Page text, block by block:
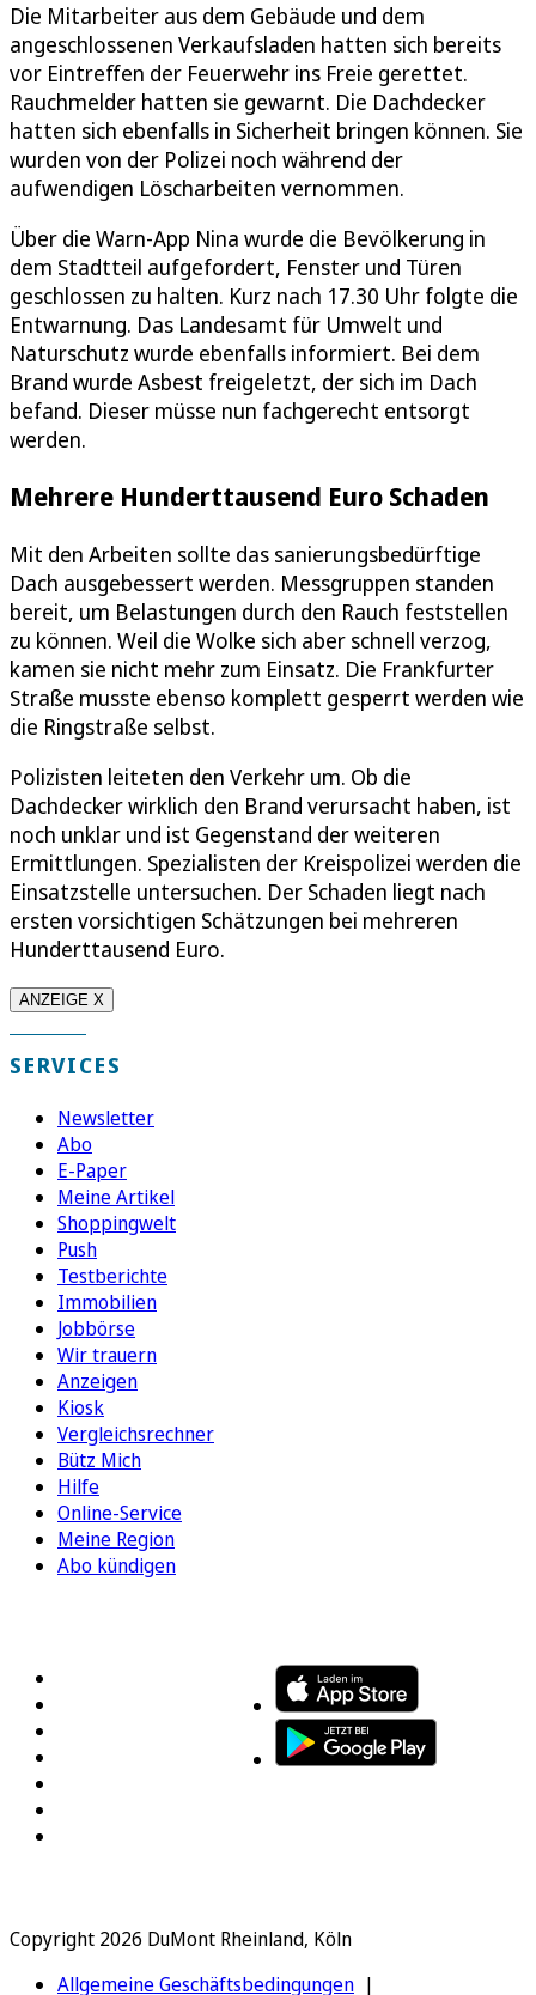
Die Mitarbeiter aus dem Gebäude und dem
angeschlossenen Verkaufsladen hatten sich bereits
vor Eintreffen der Feuerwehr ins Freie gerettet.
Rauchmelder hatten sie gewarnt. Die Dachdecker
hatten sich ebenfalls in Sicherheit bringen können. Sie
wurden von der Polizei noch während der
aufwendigen Löscharbeiten vernommen.
Über die Warn-App Nina wurde die Bevölkerung in
dem Stadtteil aufgefordert, Fenster und Türen
geschlossen zu halten. Kurz nach 17.30 Uhr folgte die
Entwarnung. Das Landesamt für Umwelt und
Naturschutz wurde ebenfalls informiert. Bei dem
Brand wurde Asbest freigeletzt, der sich im Dach
befand. Dieser müsse nun fachgerecht entsorgt
werden.
Mehrere Hunderttausend Euro Schaden
Mit den Arbeiten sollte das sanierungsbedürftige
Dach ausgebessert werden. Messgruppen standen
bereit, um Belastungen durch den Rauch feststellen
zu können. Weil die Wolke sich aber schnell verzog,
kamen sie nicht mehr zum Einsatz. Die Frankfurter
Straße musste ebenso komplett gesperrt werden wie
die Ringstraße selbst.
Polizisten leiteten den Verkehr um. Ob die
Dachdecker wirklich den Brand verursacht haben, ist
noch unklar und ist Gegenstand der weiteren
Ermittlungen. Spezialisten der Kreispolizei werden die
Einsatzstelle untersuchen. Der Schaden liegt nach
ersten vorsichtigen Schätzungen bei mehreren
Hunderttausend Euro.
ANZEIGE X
SERVICES
Newsletter
Abo
E-Paper
Meine Artikel
Shoppingwelt
Push
Testberichte
Immobilien
Jobbörse
Wir trauern
Anzeigen
Kiosk
Vergleichsrechner
Bütz Mich
Hilfe
Online-Service
Meine Region
Abo kündigen
Copyright 2026 DuMont Rheinland, Köln
Allgemeine Geschäftsbedingungen